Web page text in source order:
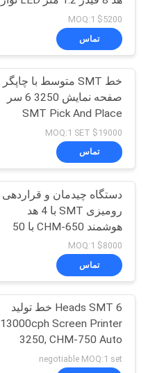
کوچک دستگاه SMT
$5200 MOQ:1
تماس
خط SMT متوسط با چاپگر
صفحه نمایش 3250 6 سر
SMT Pick And Place
Machine 830 فر
$19000 MOQ:1 SET
تماس
دستگاه چیدمان و قراردهی
رومیزی SMT با 4 هد
هوشمند CHM-650 با 50
فیدر
$8000 MOQ:1
تماس
6 Heads SMT خط تولید
13000cph Screen Printer
3250, CHM-750 Auto
Nozzle Changer
negotiable MOQ:1 set